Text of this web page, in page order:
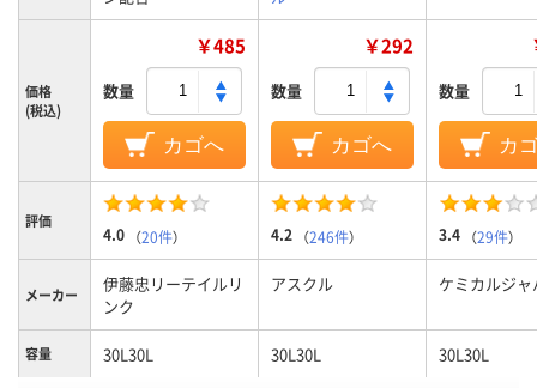
価格
(税込)
￥485
数量
カゴへ
￥292
数量
カゴへ
数量
カ
評価
4.0 （20件） 4.2 （246件） 3.4 （29件）
メーカー
伊藤忠リーテイルリ
ンク
アスクル ケミカルジャ
容量 30L30L 30L30L 30L30L